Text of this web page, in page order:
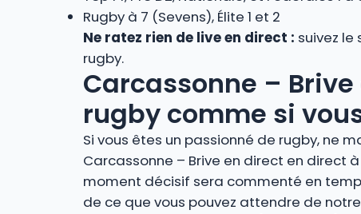
Rugby à 7 (Sevens), Élite 1 et 2
Ne ratez rien de live en direct : suivez
rugby.
Carcassonne –
rugby comme si
Si vous êtes un passionné de rugby, ne
Carcassonne – Brive en direct en direct
moment décisif sera commenté en
de ce que vous pouvez attendre de